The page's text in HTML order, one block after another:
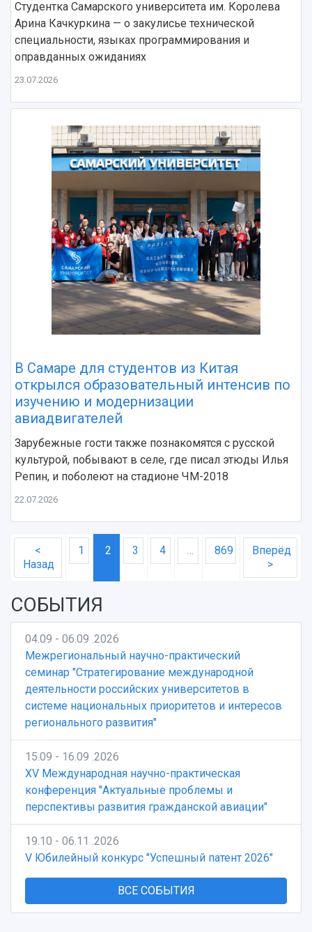
Студентка Самарского университета им. Королева
Арина Качкуркина — о закулисье технической
специальности, языках программирования и
оправданных ожиданиях
23.07.2026
В Самаре для студентов из Китая
открылся образовательный интенсив по
изучению и модернизации
авиадвигателей
Зарубежные гости также познакомятся с русской
культурой, побывают в селе, где писал этюды Илья
Репин, и поболеют на стадионе ЧМ-2018
22.07.2026
<
Назад
1 2 3 4 … 869
Вперёд
>
СОБЫТИЯ
04.09 - 06.09 .2026
Межрегиональный научно-практический
семинар "Стратегирование международной
деятельности российских университетов в
системе национальных приоритетов и интересов
регионального развития"
15.09 - 16.09 .2026
XV Международная научно-практическая
конференция "Актуальные проблемы и
перспективы развития гражданской авиации"
19.10 - 06.11 .2026
V Юбилейный конкурс "Успешный патент 2026"
ВСЕ СОБЫТИЯ